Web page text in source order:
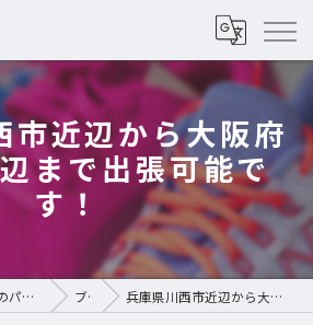
市近辺から大阪府
まで出張可能で
す！
中崎町・川西能勢口のパーソナルジムなら | BTフィットネス ブログ 兵庫県川西市近辺から大阪府中崎町近辺まで出張可能です！